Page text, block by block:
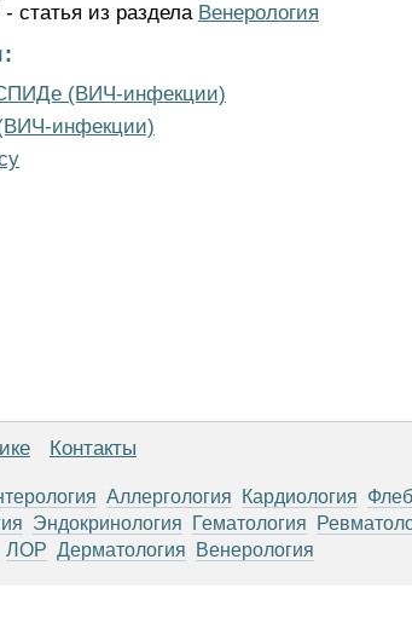
статья из раздела Венерология
СПИДе (ВИЧ-инфекции)
инфекции)
Контакты
Аллергология Кардиология
Эндокринология Гематология
ЛОР Дерматология Венерология